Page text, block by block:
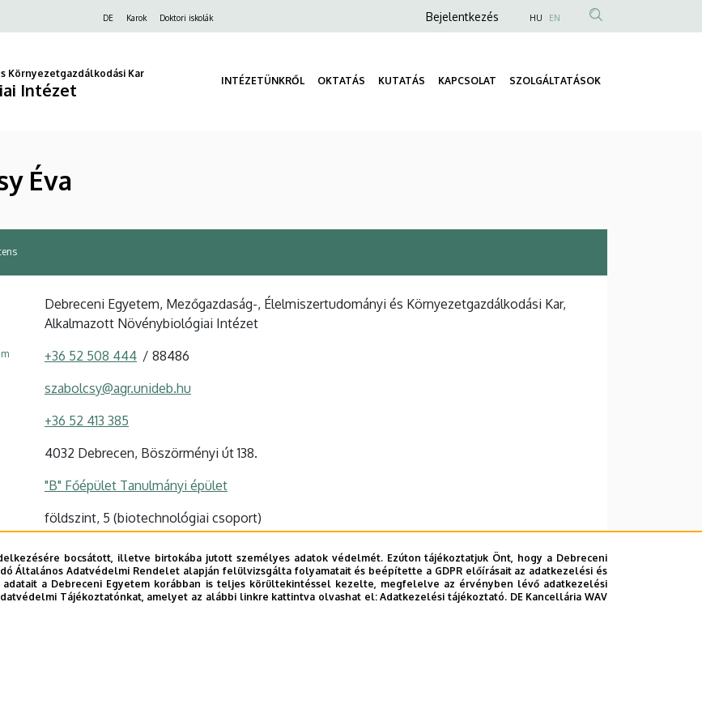
DE Karok Doktori iskolák
Anonim
menüje
Bejelentkezés HU EN
Környezetgazdálkodási Kar
Intézet INTÉZETÜNKRŐL OKTATÁS KUTATÁS KAPCSOLAT SZOLGÁLTATÁSOK
Éva
Debreceni Egyetem, Mezőgazdaság-, Élelmiszertudományi és Környezetgazdálkodási Kar,
Alkalmazott Növénybiológiai Intézet
+36 52 508 444 88486
szabolcsy@agr.unideb.hu
+36 52 413 385
4032 Debrecen, Böszörményi út 138.
"B" Főépület Tanulmányi épület
földszint, 5 (biotechnológiai csoport)
Szervezeti weboldal
Tudóstér profil
bocsátott, illetve birtokába jutott személyes adatok védelmét. Ezúton tájékoztatjuk Önt, hogy a Debreceni
Általános Adatvédelmi Rendelet alapján felülvizsgálta folyamatait és beépítette a GDPR előírásait az adatkezelési és
a Debreceni Egyetem korábban is teljes körültekintéssel kezelte, megfelelve az érvényben lévő adatkezelési
Tájékoztatónkat, amelyet az alábbi linkre kattintva olvashat el:Adatkezelési tájékoztató. DE Kancellária WAV